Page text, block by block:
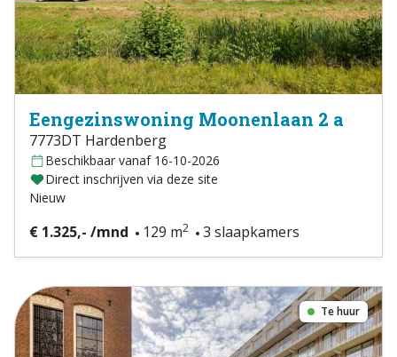
Eengezinswoning Moonenlaan 2 a
7773DT Hardenberg
Beschikbaar vanaf 16-10-2026
Direct inschrijven via deze site
Nieuw
€ 1.325,- /mnd 129 m2 3 slaapkamers
Te huur